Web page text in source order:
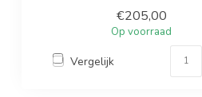
€205,00
Op voorraad
Vergelijk